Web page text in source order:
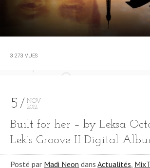
3 273 VUES
5
NOV
2012
Built for her – by Leksa
Lek’s Groove II Digital
Posté par Madi Neon dansActualités,